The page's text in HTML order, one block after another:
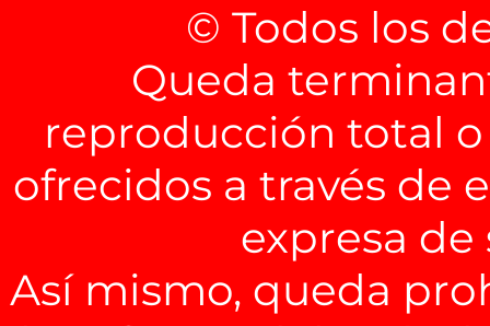
© Todos los
Queda
reproducción total
ofrecidos a través de
expresa
Así mismo, queda